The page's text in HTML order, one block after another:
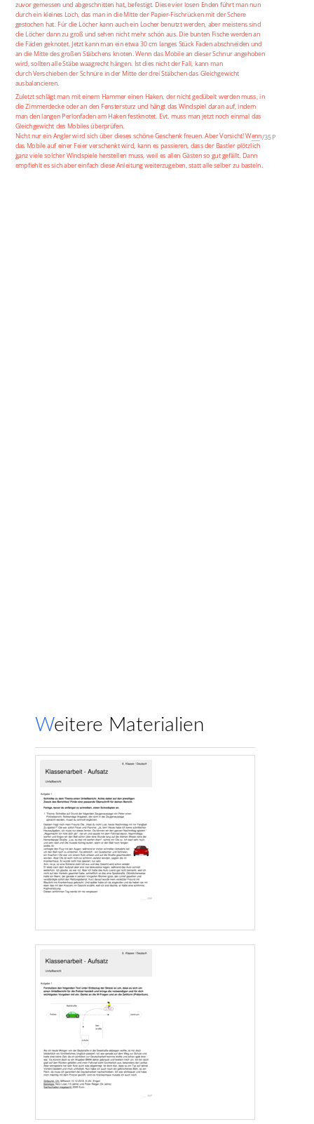
zuvor gemessen und abgeschnitten hat, befestigt. Diese vier losen Enden führt man nun
durch ein kleines Loch, das man in die Mitte der Papier-Fischrücken mit der Schere
gestochen hat. Für die Löcher kann auch ein Locher benutzt werden, aber meistens sind
die Löcher dann zu groß und sehen nicht mehr schön aus. Die bunten Fische werden an
die Fäden geknotet. Jetzt kann man ein etwa 30 cm langes Stück Faden abschneiden und
an die Mitte des großen Stäbchens knoten. Wenn das Mobile an dieser Schnur angehoben
wird, sollten alle Stäbe waagrecht hängen. Ist dies nicht der Fall, kann man
durch Verschieben der Schnüre in der Mitte der drei Stäbchen das Gleichgewicht
ausbalancieren.
Zuletzt schlägt man mit einem Hammer einen Haken, der nicht gedübelt werden muss, in
die Zimmerdecke oder an den Fenstersturz und hängt das Windspiel daran auf, indem
man den langen Perlonfaden am Haken festknotet. Evt. muss man jetzt noch einmal das
Gleichgewicht des Mobiles überprüfen.
Nicht nur ein Angler wird sich über dieses schöne Geschenk freuen. Aber Vorsicht! Wenn
das Mobile auf einer Feier verschenkt wird, kann es passieren, dass der Bastler plötzlich
ganz viele solcher Windspiele herstellen muss, weil es allen Gästen so gut gefällt. Dann
empfiehlt es sich aber einfach diese Anleitung weiterzugeben, statt alle selber zu basteln.
___/35P
Weitere Materialien